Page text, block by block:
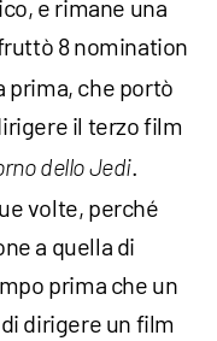
e rimane una
8 nomination
prima, che portò
il terzo film
dello Jedi.
volte, perché
a quella di
prima che un
dirigere un film